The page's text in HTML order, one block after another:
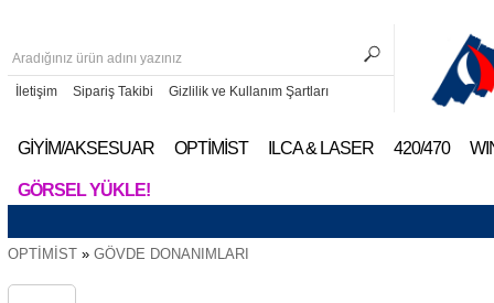
İletişim Sipariş Takibi Gizlilik ve Kullanım Şartları
GİYİM/AKSESUAR OPTİMİST ILCA & LASER 420/470
GÖRSEL YÜKLE!
OPTİMİST » GÖVDE DONANIMLARI